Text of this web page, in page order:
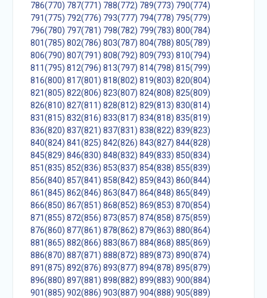
786(770) 787(771) 788(772) 789(773) 790(774)
791(775) 792(776) 793(777) 794(778) 795(779)
796(780) 797(781) 798(782) 799(783) 800(784)
801(785) 802(786) 803(787) 804(788) 805(789)
806(790) 807(791) 808(792) 809(793) 810(794)
811(795) 812(796) 813(797) 814(798) 815(799)
816(800) 817(801) 818(802) 819(803) 820(804)
821(805) 822(806) 823(807) 824(808) 825(809)
826(810) 827(811) 828(812) 829(813) 830(814)
831(815) 832(816) 833(817) 834(818) 835(819)
836(820) 837(821) 837(831) 838(822) 839(823)
840(824) 841(825) 842(826) 843(827) 844(828)
845(829) 846(830) 848(832) 849(833) 850(834)
851(835) 852(836) 853(837) 854(838) 855(839)
856(840) 857(841) 858(842) 859(843) 860(844)
861(845) 862(846) 863(847) 864(848) 865(849)
866(850) 867(851) 868(852) 869(853) 870(854)
871(855) 872(856) 873(857) 874(858) 875(859)
876(860) 877(861) 878(862) 879(863) 880(864)
881(865) 882(866) 883(867) 884(868) 885(869)
886(870) 887(871) 888(872) 889(873) 890(874)
891(875) 892(876) 893(877) 894(878) 895(879)
896(880) 897(881) 898(882) 899(883) 900(884)
901(885) 902(886) 903(887) 904(888) 905(889)